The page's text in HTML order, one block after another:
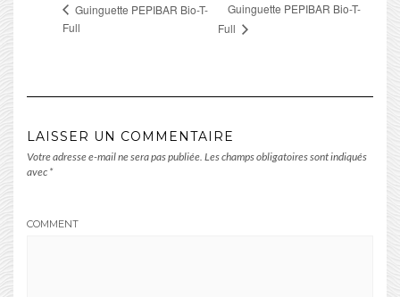
Guinguette PEPIBAR Bio-T-
Full
Guinguette PEPIBAR Bio-T-
Full
LAISSER UN COMMENTAIRE
Votre adresse e-mail ne sera pas publiée. Les champs obligatoires sont indiqués
avec *
COMMENT